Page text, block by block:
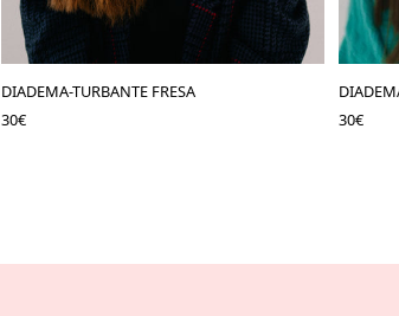
DIADEMA-TURBANTE FRESA
30€
30€